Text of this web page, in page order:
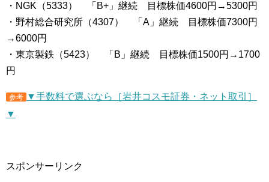
・NGK（5333） 「B+」継続 目標株価4600円→5300円
・野村総合研究所（4307） 「A」継続 目標株価7300円
→6000円
・東京製鉄（5423） 「B」継続 目標株価1500円→1700
円
参考 ▼手数料で選ぶなら［岩井コスモ証券・ネット取引］
▼
スポンサーリンク